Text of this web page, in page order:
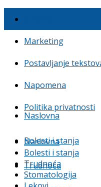
Marketing
Postavljanje
Napomena
Politika privatnosti
Naslovna
Bolesti i stanja
Trudnoća
Naslovna
Bolesti i stanja
Trudnoća
Stomatologija